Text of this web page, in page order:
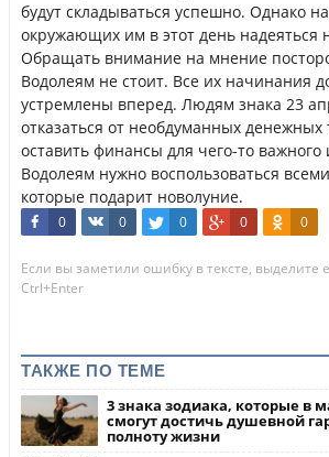
будут складываться успешно. Однако
окружающих им в этот день надеяться
Обращать внимание на мнение
Водолеям не стоит. Все их начинания
устремлены вперед. Людям знака 23
отказаться от необдуманных
оставить финансы для чего-то важного
Водолеям нужно воспользоваться
которые подарит новолуние.
0 0 0 0 0
Если вы заметили ошибку в тексте, выделите
Ctrl+Enter
ТАКЖЕ ПО ТЕМЕ
3 знака зодиака, которые в
смогут достичь душевной
полноту жизни